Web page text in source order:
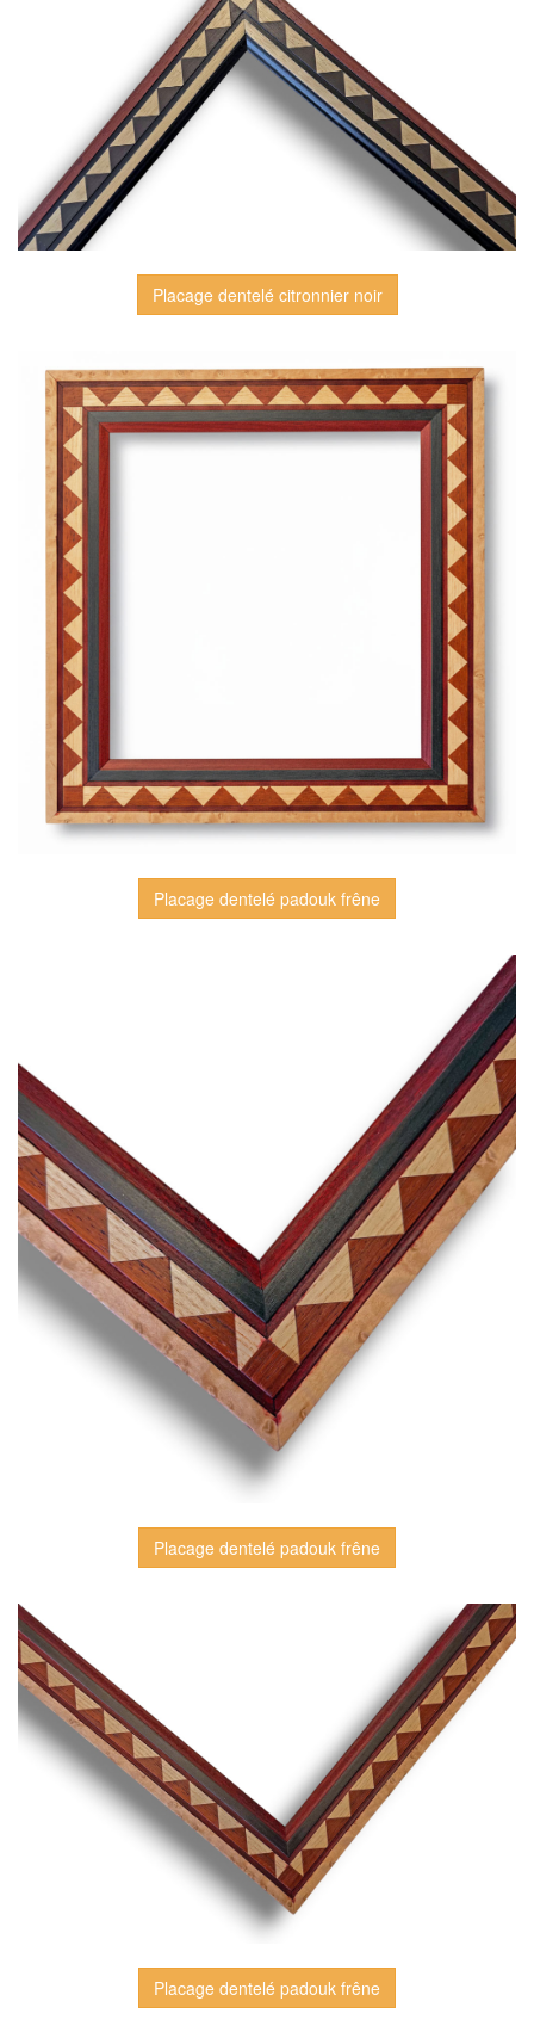
Placage dentelé citronnier noir
Placage dentelé padouk frêne
Placage dentelé padouk frêne
Placage dentelé padouk frêne